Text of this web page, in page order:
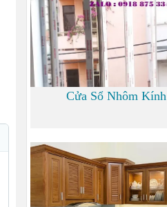
Cửa Sổ Nhôm Kính